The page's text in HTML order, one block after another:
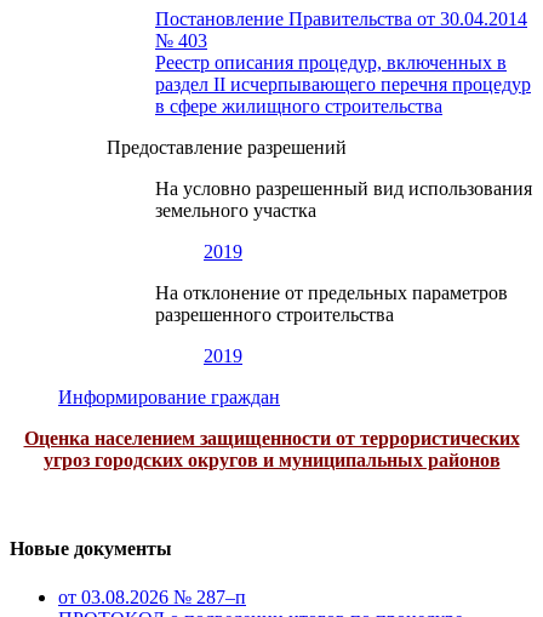
Постановление Правительства от 30.04.2014
№ 403
Реестр описания процедур, включенных в
раздел II исчерпывающего перечня процедур
в сфере жилищного строительства
Предоставление разрешений
На условно разрешенный вид использования
земельного участка
2019
На отклонение от предельных параметров
разрешенного строительства
2019
Информирование граждан
Оценка населением защищенности от террористических
угроз городских округов и муниципальных районов
Новые документы
от 03.08.2026 № 287–п